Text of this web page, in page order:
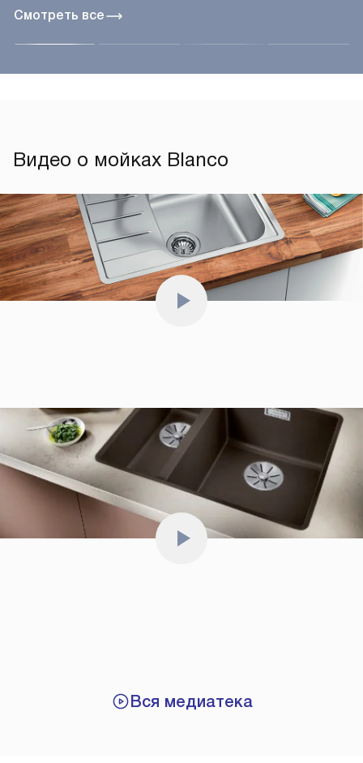
Смотреть все
Видео о мойках Blanco
Вся медиатека